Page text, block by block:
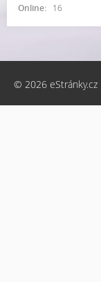
Online: 16
© 2026 eStránky.cz